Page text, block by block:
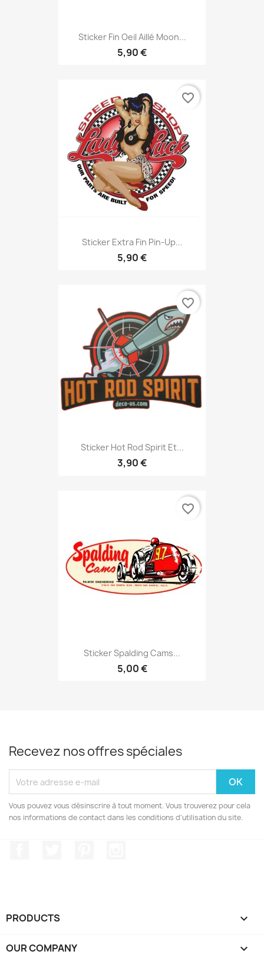
Sticker Fin Oeil Aillé Moon...
5,90 €
Sticker Extra Fin Pin-Up...
5,90 €
favorite_border
Sticker Hot Rod Spirit Et...
3,90 €
favorite_border
Sticker Spalding Cams...
5,00 €
favorite_border
Recevez nos offres spéciales
Vous pouvez vous désinscrire à tout moment. Vous trouverez pour cela
nos informations de contact dans les conditions d'utilisation du site.
PRODUCTS 
OUR COMPANY 